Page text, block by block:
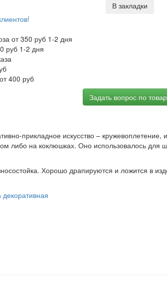
В закладки
от 350 руб 1-2 дня
руб 1-2 дня
400 руб
Задать вопрос по
прикладное искусство –
либо на коклюшках. Оно использовалось для
Хорошо драпируются и ложится в
декоративная